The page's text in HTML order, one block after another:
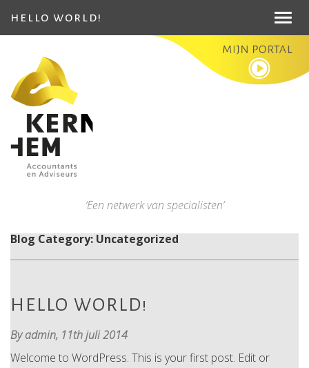
hello world!
‘Een netwerk van specialisten’
Blog Category: Uncategorized
HELLO WORLD!
By admin, 11th juli 2014
Welcome to WordPress. This is your first post. Edit or